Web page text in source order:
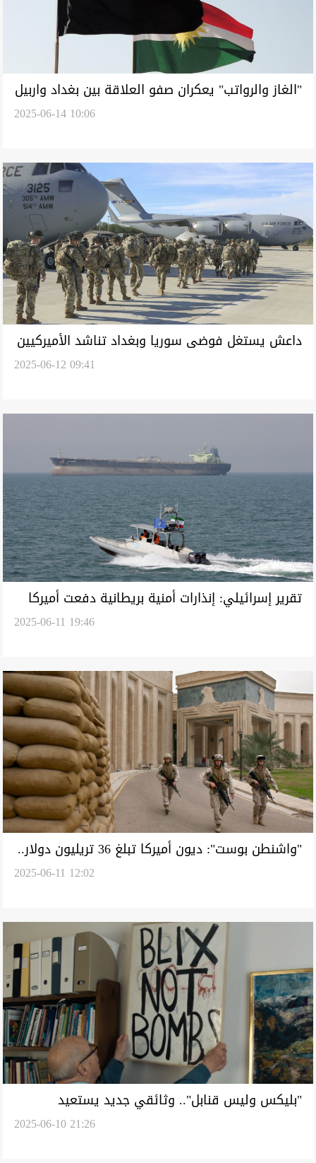
"الغاز والرواتب" يعكران صفو العلاقة بين بغداد واربيل
2025-06-14 10:06
داعش يستغل فوضى سوريا وبغداد تناشد الأميركيين
2025-06-12 09:41
تقرير إسرائيلي: إنذارات أمنية بريطانية دفعت أميركا
2025-06-11 19:46
"واشنطن بوست": ديون أميركا تبلغ 36 تريليون دولار..
2025-06-11 12:02
"بليكس وليس قنابل".. وثائقي جديد يستعيد
كواليس بحث المفتش السويدي عن أسلحة صدام
2025-06-10 21:26